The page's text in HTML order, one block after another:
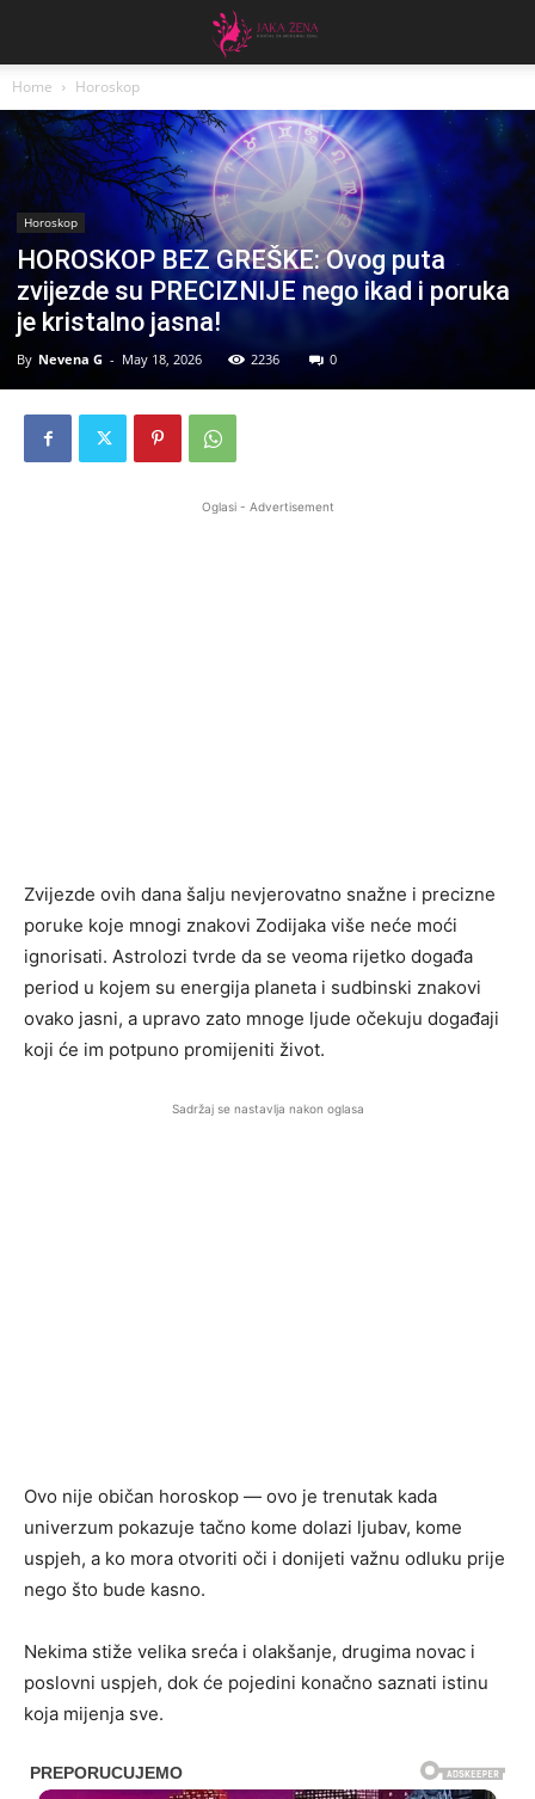
Home Horoskop
Horoskop
HOROSKOP BEZ GREŠKE: Ovog puta
zvijezde su PRECIZNIJE nego ikad i poruka
je kristalno jasna!
By Nevena G - May 18, 2026 2236 0
Oglasi - Advertisement
Zvijezde ovih dana šalju nevjerovatno snažne i precizne
poruke koje mnogi znakovi Zodijaka više neće moći
ignorisati. Astrolozi tvrde da se veoma rijetko događa
period u kojem su energija planeta i sudbinski znakovi
ovako jasni, a upravo zato mnoge ljude očekuju događaji
koji će im potpuno promijeniti život.
Sadržaj se nastavlja nakon oglasa
Ovo nije običan horoskop — ovo je trenutak kada
univerzum pokazuje tačno kome dolazi ljubav, kome
uspjeh, a ko mora otvoriti oči i donijeti važnu odluku prije
nego što bude kasno.
Nekima stiže velika sreća i olakšanje, drugima novac i
poslovni uspjeh, dok će pojedini konačno saznati istinu
koja mijenja sve.